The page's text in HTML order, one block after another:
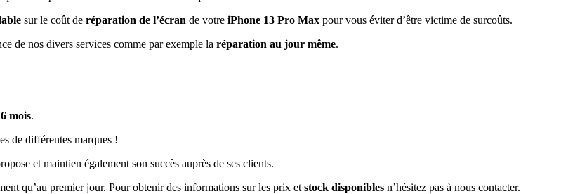
sur le coût de réparation de l’écran de votre iPhone 13 Pro Max pour vous éviter d’être victime de surcoûts.
de nos divers services comme par exemple la réparation au jour même.
mois.
de différentes marques !
et maintien également son succès auprès de ses clients.
qu’au premier jour. Pour obtenir des informations sur les prix et stock disponibles n’hésitez pas à nous contacter.